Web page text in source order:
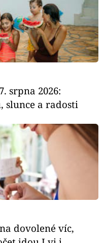
srpna 2026:
slunce a radosti
dovolené víc,